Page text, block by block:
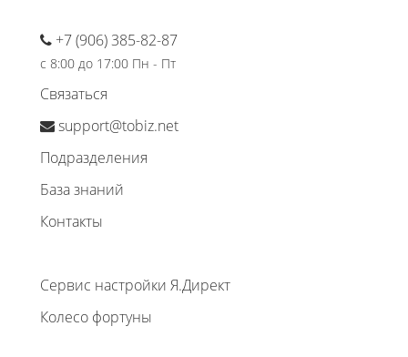
+7 (906) 385-82-87
с 8:00 до 17:00 Пн - Пт
Связаться
support@tobiz.net
Подразделения
База знаний
Контакты
Сервис настройки Я.Директ
Колесо фортуны